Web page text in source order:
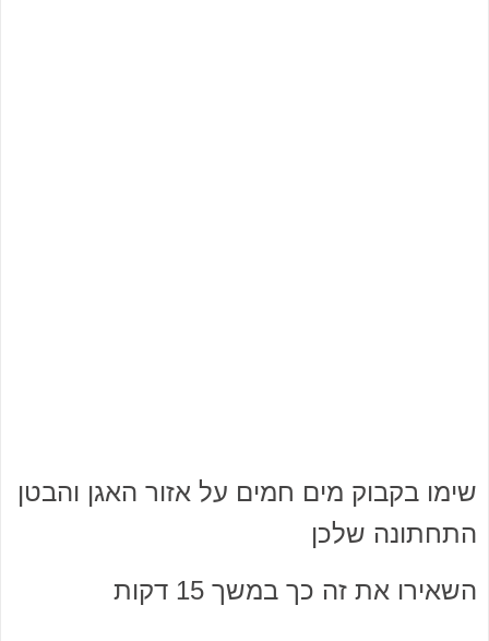
שימו בקבוק מים חמים על אזור האגן והבטן
התחתונה שלכן
השאירו את זה כך במשך 15 דקות